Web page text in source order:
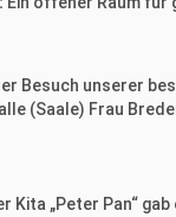
Besuch unserer
(Saale) Frau
Kita „Peter Pan“